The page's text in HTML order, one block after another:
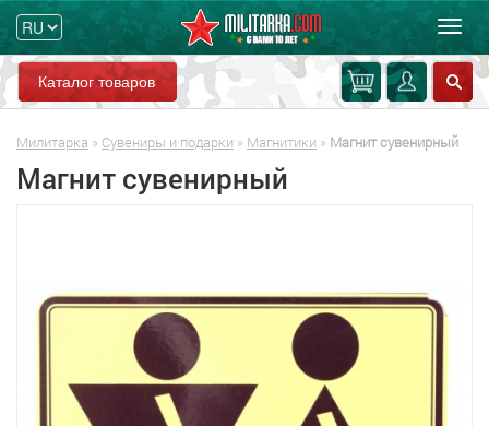
Каталог товаров
Милитарка » Сувениры и подарки » Магнитики » Магнит сувенирный
Магнит сувенирный